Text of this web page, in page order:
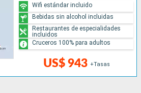
US$ 943 +Tasas
Wifi estándar incluido
Bebidas sin alcohol incluidas
Restaurantes de especialidades
incluidos
Cruceros 100% para adultos